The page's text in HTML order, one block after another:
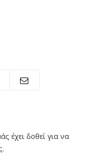
έχει δοθεί για να